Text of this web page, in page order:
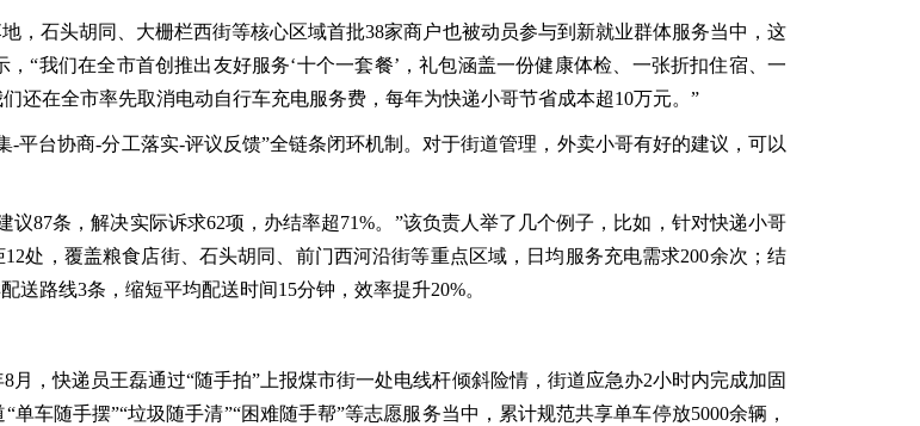
，石头胡同、大栅栏西街等核心区域首批38家商户也被动员参与到新就业群体服务当中，这
“我们在全市首创推出友好服务‘十个一套餐’，礼包涵盖一份健康体检、一张折扣住宿、一
还在全市率先取消电动自行车充电服务费，每年为快递小哥节省成本超10万元。”
-平台协商-分工落实-评议反馈”全链条闭环机制。对于街道管理，外卖小哥有好的建议，可以
87条，解决实际诉求62项，办结率超71%。”该负责人举了几个例子，比如，针对快递小哥
处，覆盖粮食店街、石头胡同、前门西河沿街等重点区域，日均服务充电需求200余次；结
路线3条，缩短平均配送时间15分钟，效率提升20%。
8月，快递员王磊通过“随手拍”上报煤市街一处电线杆倾斜险情，街道应急办2小时内完成加固
车随手摆”“垃圾随手清”“困难随手帮”等志愿服务当中，累计规范共享单车停放5000余辆，